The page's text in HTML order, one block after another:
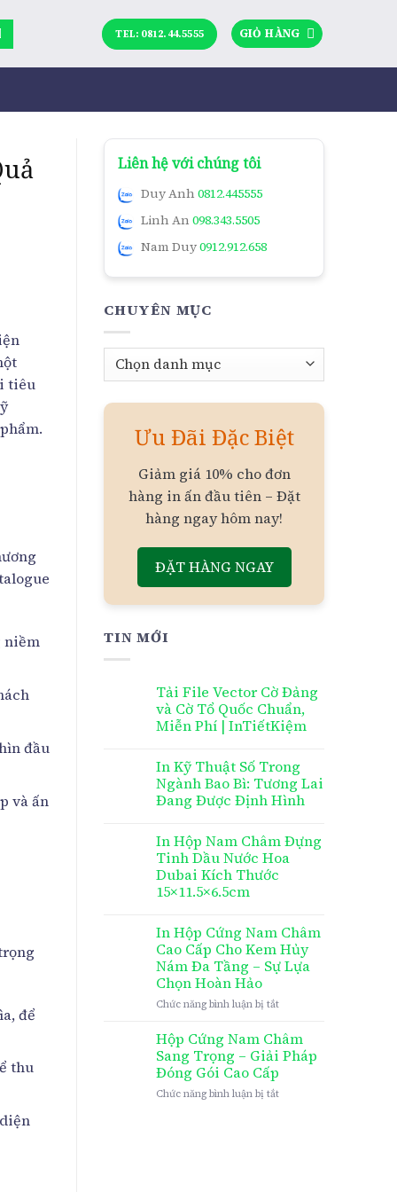
TEL: 0812.44.5555 GIỎ HÀNG
tiêu
niềm
đầu
và ấn
để
thu
Liên hệ với chúng tôi
Duy Anh 0812.445555
Linh An 098.343.5505
Nam Duy0912.912.658
CHUYÊN MỤC
Chuyên
mục
Ưu Đãi Đặc Biệt
Giảm giá 10% cho đơn
hàng in ấn đầu tiên – Đặt
hàng ngay hôm nay!
ĐẶT HÀNG NGAY
TIN MỚI
Tải File Vector Cờ Đảng
và Cờ Tổ Quốc Chuẩn,
Miễn Phí | InTiếtKiệm
In Kỹ Thuật Số Trong
Ngành Bao Bì: Tương Lai
Đang Được Định Hình
In Hộp Nam Châm Đựng
Tinh Dầu Nước Hoa
Dubai Kích Thước
15×11.5×6.5cm
In Hộp Cứng Nam Châm
Cao Cấp Cho Kem Hủy
Nám Đa Tầng – Sự Lựa
Chọn Hoàn Hảo
Chức năng bình luận bị tắtở
Hộp
Cứng
Nam
Cao
Hộp Cứng Nam Châm
Sang Trọng – Giải Pháp
Đóng Gói Cao Cấp
Chức năng bình luận bị tắtở